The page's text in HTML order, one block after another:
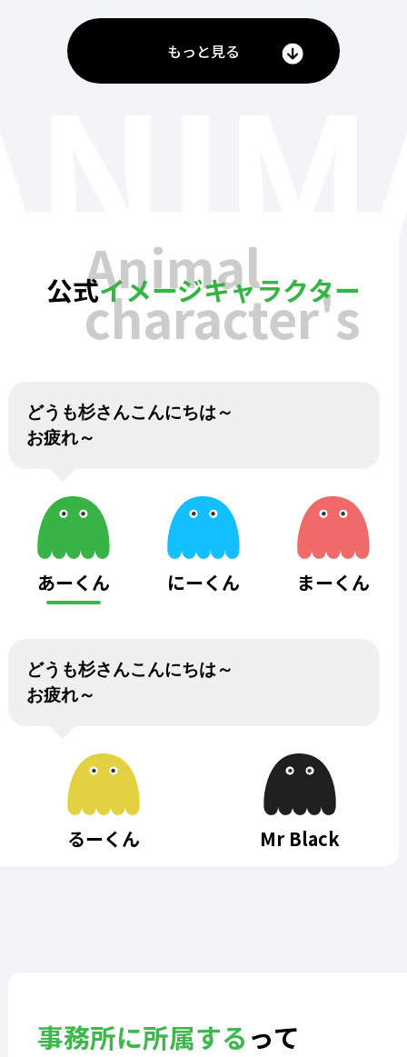
もっと見る
公式イメージキャラクター
Animal
character's
どうも杉さんこんにちは～
お疲れ～
あーくん にーくん まーくん
どうも杉さんこんにちは～
お疲れ～
るーくん Mr Black
事務所に所属するって